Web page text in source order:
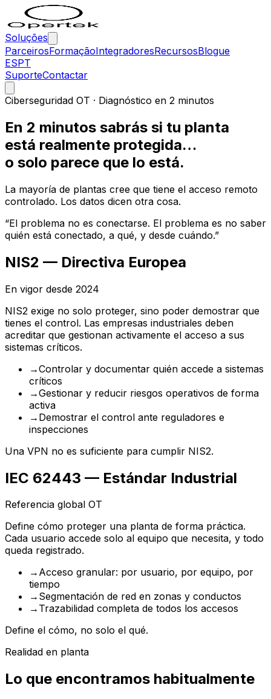
Soluções
ParceirosFormaçãoIntegradoresRecursosBlogue
ESPT
SuporteContactar
Ciberseguridad OT · Diagnóstico en 2 minutos
En 2 minutos sabrás si tu planta
está realmente protegida…
o solo parece que lo está.
La mayoría de plantas cree que tiene el acceso remoto
controlado. Los datos dicen otra cosa.
“El problema no es conectarse. El problema es no saber
quién está conectado, a qué, y desde cuándo.”
NIS2 — Directiva Europea
En vigor desde 2024
NIS2 exige no solo proteger, sino poder demostrar que
tienes el control. Las empresas industriales deben
acreditar que gestionan activamente el acceso a sus
sistemas críticos.
→Controlar y documentar quién accede a sistemas
críticos
→Gestionar y reducir riesgos operativos de forma
activa
→ Demostrar el control ante reguladores e
inspecciones
Una VPN no es suficiente para cumplir NIS2.
IEC 62443 — Estándar Industrial
Referencia global OT
Define cómo proteger una planta de forma práctica.
Cada usuario accede solo al equipo que necesita, y todo
queda registrado.
→ Acceso granular: por usuario, por equipo, por
tiempo
→ Segmentación de red en zonas y conductos
→ Trazabilidad completa de todos los accesos
Define el cómo, no solo el qué.
Realidad en planta
Lo que encontramos habitualmente